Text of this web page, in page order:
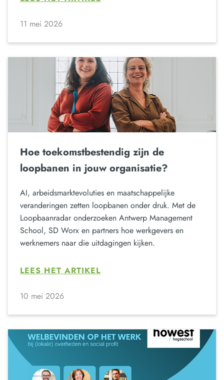
11 mei 2026
Hoe toekomstbestendig zijn de
loopbanen in jouw organisatie?
AI, arbeidsmarktevoluties en maatschappelijke
veranderingen zetten loopbanen onder druk. Met de
Loopbaanradar onderzoeken Antwerp Management
School, SD Worx en partners hoe werkgevers en
werknemers naar die uitdagingen kijken.
LEES HET ARTIKEL
10 mei 2026